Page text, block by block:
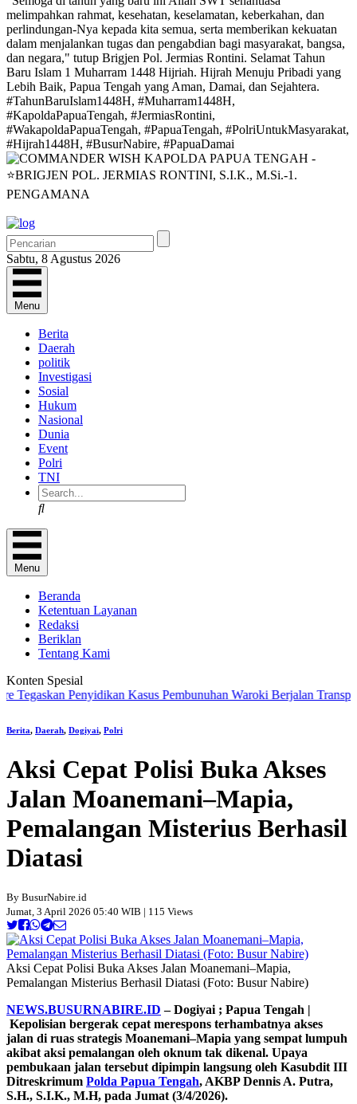
Sabtu, 8 Agustus 2026
Menu
Berita
Daerah
politik
Investigasi
Sosial
Hukum
Nasional
Dunia
Event
Polri
TNI
Search
Menu
Beranda
Ketentuan Layanan
Redaksi
Beriklan
Tentang Kami
Konten Spesial
Penyidikan Kasus Pembunuhan Waroki Berjalan Transparan
Berita, Daerah, Dogiyai, Polri
Aksi Cepat Polisi Buka Akses
Jalan Moanemani–Mapia,
Pemalangan Misterius Berhasil
Diatasi
By BusurNabire.id
Jumat, 3 April 2026 05:40 WIB | 115 Views
Aksi Cepat Polisi Buka Akses Jalan Moanemani–Mapia,
Pemalangan Misterius Berhasil Diatasi (Foto: Busur Nabire)
NEWS.BUSURNABIRE.ID – Dogiyai ; Papua Tengah |
Kepolisian bergerak cepat merespons terhambatnya akses
jalan di ruas strategis Moanemani–Mapia yang sempat lumpuh
akibat aksi pemalangan oleh oknum tak dikenal. Upaya
pembukaan jalan tersebut dipimpin langsung oleh Kasubdit III
Ditreskrimum Polda Papua Tengah, AKBP Dennis A. Putra,
S.H., S.I.K., M.H, pada Jumat (3/4/2026).